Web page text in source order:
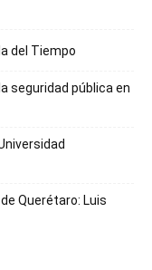
del Tiempo
seguridad pública en
Querétaro: Luis